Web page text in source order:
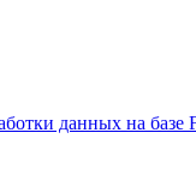
данных на базе